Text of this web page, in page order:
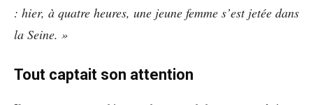
: hier, à quatre heures, une jeune femme s’est jetée dans
la Seine. »
Tout captait son attention